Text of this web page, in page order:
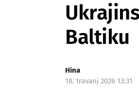
Baltiku
Hina
18. travanj 2026 13:31